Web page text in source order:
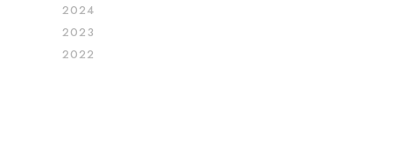
2024
2023
2022